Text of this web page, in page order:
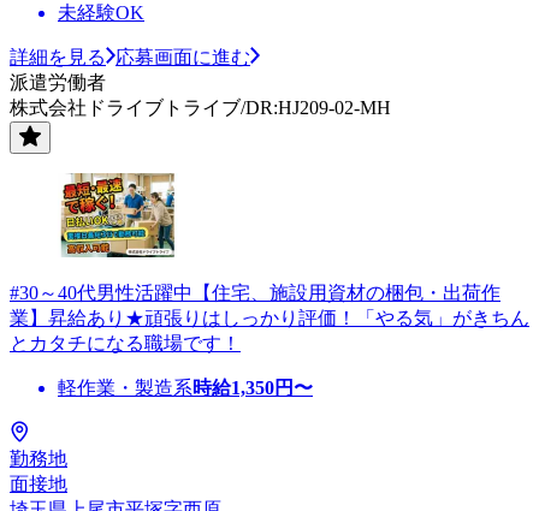
未経験OK
詳細を見る
応募画面に進む
派遣労働者
株式会社ドライブトライブ/DR:HJ209-02-MH
#30～40代男性活躍中【住宅、施設用資材の梱包・出荷作
業】昇給あり★頑張りはしっかり評価！「やる気」がきちん
とカタチになる職場です！
軽作業・製造系時給1,350円〜
勤務地
面接地